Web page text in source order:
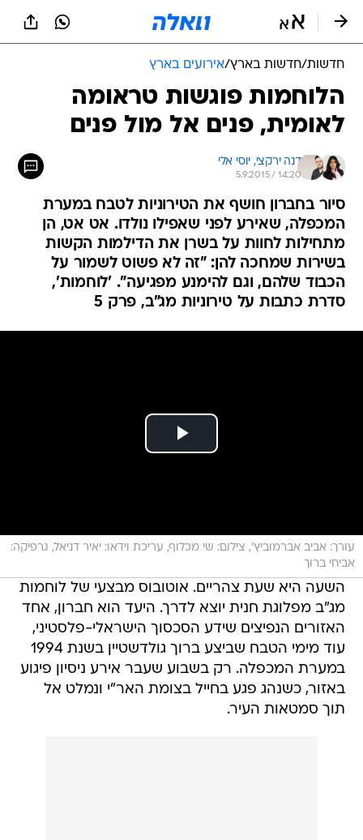
חדשות/חדשות בארץ/אירועים בארץ
הלוחמות פוגשות טראומה
לאומית, פנים אל מול פנים
דנה ירקצי, יוסי אלי
5.9.2015 / 14:20
סיור בחברון חושף את הטירוניות לטבח במערת
המכפלה, שאירע לפני שאפילו נולדו. אט אט, הן
מתחילות לחוות על בשרן את הדילמות הקשות
בשירות שמחכה להן: "זה לא פשוט לשמור על
הכבוד שלהם, וגם להימנע מפגיעה". 'לוחמות',
סדרת כתבות על טירוניות מג"ב, פרק 5
עורך: אביב אברמוביץ', צילום: שי מכלוף, עריכת וידאו: יאיר דניאל, גרפיקה:
אביחי ברוך
השעה היא שעת צהריים. אוטובוס מבצעי של לוחמות
מג"ב מפלוגת חנית יוצא לדרך. היעד הוא חברון, אחד
האזורים הנפיצים שידע הסכסוך הישראלי-פלסטיני,
עוד מימי הטבח שביצע ברוך גולדשטיין בשנת 1994
במערת המכפלה. רק בשבוע שעבר אירע ניסיון פיגוע
באזור, כשנהג פגע בחייל בצומת האר"י ונמלט אל
תוך סמטאות העיר.